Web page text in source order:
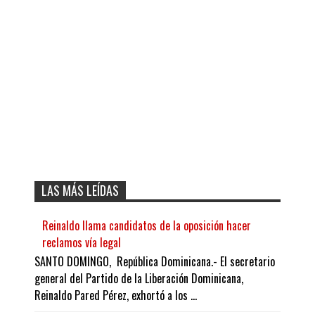
LAS MÁS LEÍDAS
Reinaldo llama candidatos de la oposición hacer
reclamos vía legal
SANTO DOMINGO, República Dominicana.- El secretario
general del Partido de la Liberación Dominicana,
Reinaldo Pared Pérez, exhortó a los ...